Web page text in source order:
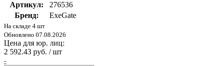
Артикул:
276536
Бренд:
ExeGate
На складе 4 шт
Обновлено 07.08.2026
Цена для юр. лиц:
2 592.43 руб. / шт
-